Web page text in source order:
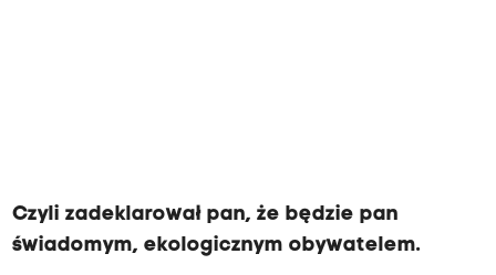
Czyli zadeklarował pan, że będzie pan
świadomym, ekologicznym obywatelem.